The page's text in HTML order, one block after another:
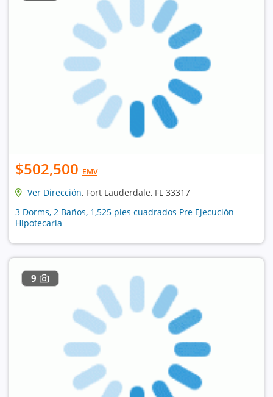
$502,500 EMV
Ver Dirección, Fort Lauderdale, FL 33317
3 Dorms, 2 Baños, 1,525 pies cuadrados Pre Ejecución
Hipotecaria
9